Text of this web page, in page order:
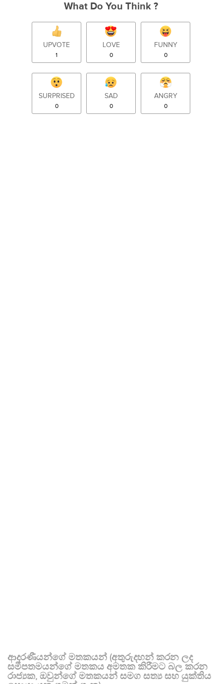
What Do You Think ?
UPVOTE
1
LOVE
0
FUNNY
0
SURPRISED
0
SAD
0
ANGRY
0
ආදරණීයන්ගේ මතකයන් (අතුරුදහන් කරන ලද
සමීපතමයන්ගේ මතකය අමතක කිරීමට බල කරන
රාජ්‍යක, ඔවුන්ගේ මතකයන් සමග සත්‍ය සහ යුක්තිය